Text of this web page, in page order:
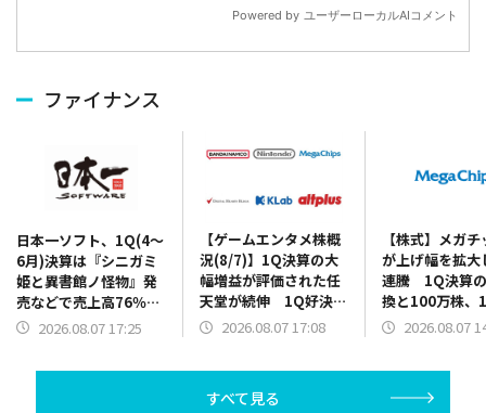
ファイナンス
日本一ソフト、1Q(4～
6月)決算は『シニガミ
姫と異書館ノ怪物』発
売などで売上高76％増
に 2Q以降発売の新作
2026.08.07 17:25
【ゲームエンタメ株概
況(8/7)】1Q決算の大
幅増益が評価された任
天堂が続伸 1Q好決算
と2Q累計業績予想の上
2026.08.07 17:08
【株式】メガ
が上げ幅を拡大
連騰 1Q決算
換と100万株、
円を上限とした
2026.08.07
すべて見る